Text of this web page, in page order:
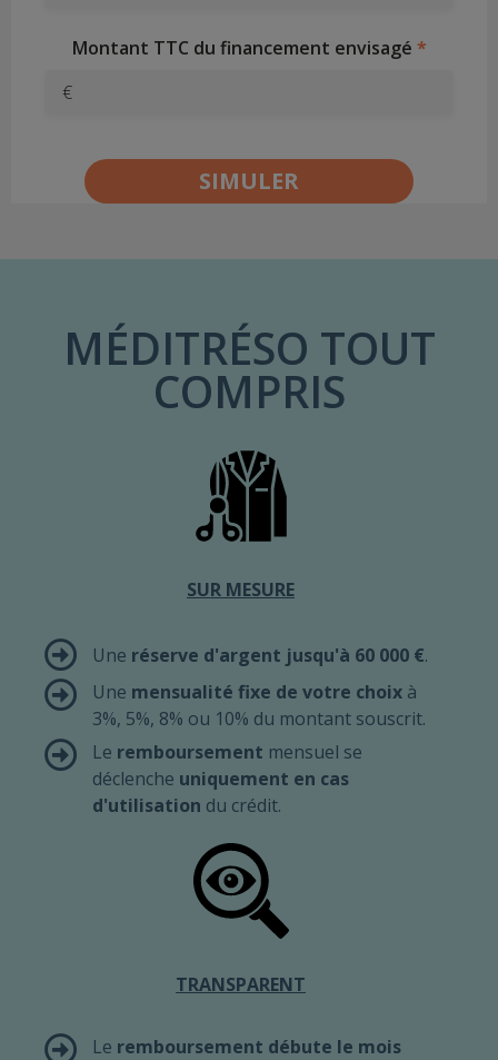
Montant TTC du financement envisagé
€
MÉDITRÉSO TOUT
COMPRIS
SUR MESURE
Une réserve d'argent jusqu'à 60 000 €.
Une mensualité fixe de votre choixà
3%, 5%, 8% ou 10% du montant souscrit.
Le remboursement mensuel se
déclenche uniquement en cas
d'utilisation du crédit.
TRANSPARENT
Le remboursement débute le mois